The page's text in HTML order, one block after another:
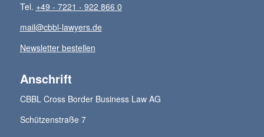
Tel. +49 - 7221 - 922 866 0
mail@cbbl-lawyers.de
Newsletter bestellen
Anschrift
CBBL Cross Border Business Law AG
Schützenstraße 7